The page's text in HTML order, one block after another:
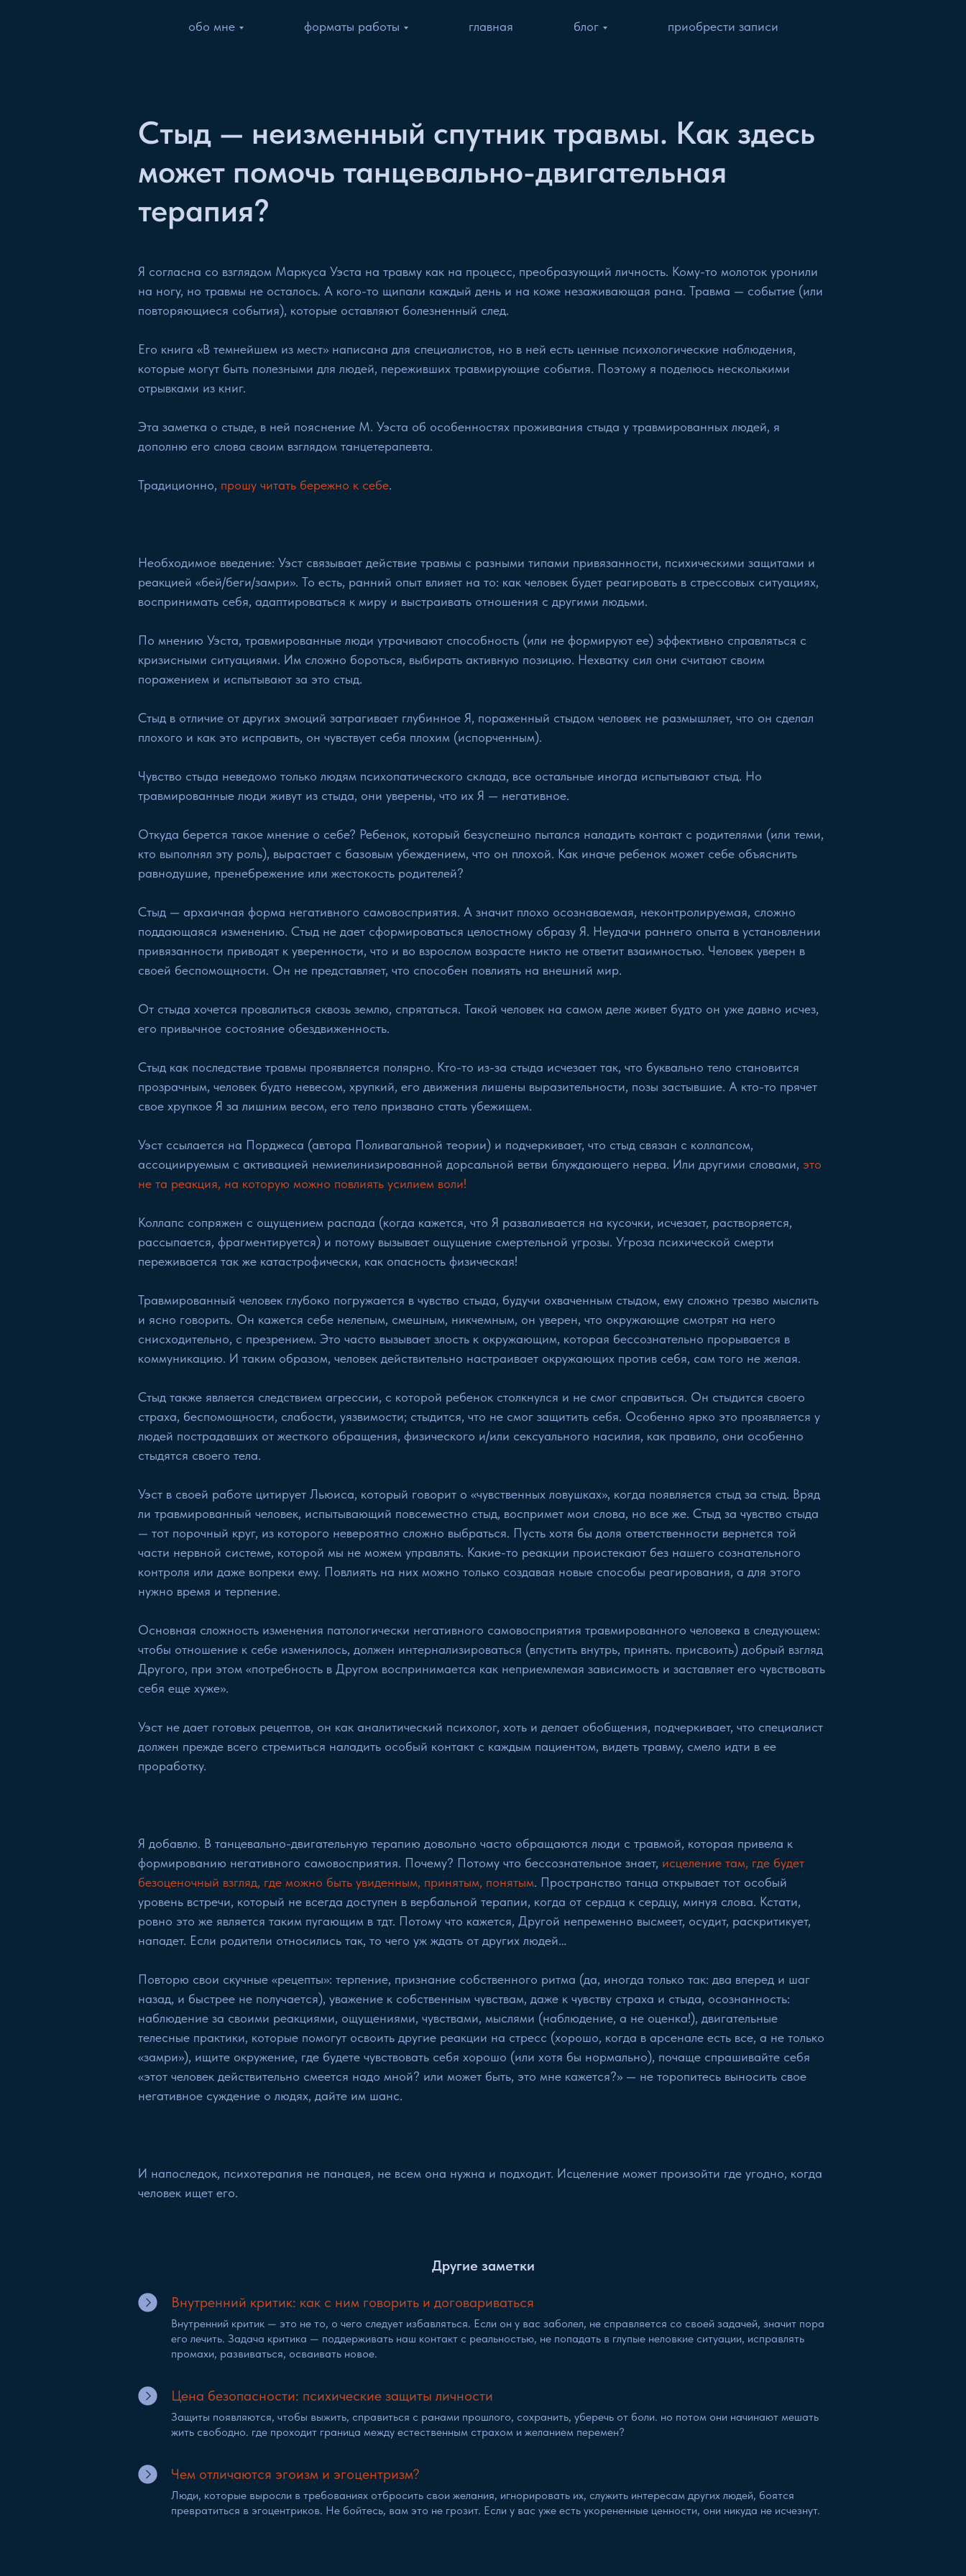
обо мне форматы работы главная блог приобрести записи
Стыд — неизменный спутник травмы. Как здесь
может помочь танцевально-двигательная
терапия?
Я согласна со взглядом Маркуса Уэста на травму как на процесс, преобразующий личность. Кому-то молоток уронили
на ногу, но травмы не осталось. А кого-то щипали каждый день и на коже незаживающая рана. Травма — событие (или
повторяющиеся события), которые оставляют болезненный след.
Его книга «В темнейшем из мест» написана для специалистов, но в ней есть ценные психологические наблюдения,
которые могут быть полезными для людей, переживших травмирующие события. Поэтому я поделюсь несколькими
отрывками из книг.
Эта заметка о стыде, в ней пояснение М. Уэста об особенностях проживания стыда у травмированных людей, я
дополню его слова своим взглядом танцетерапевта.
Традиционно, прошу читать бережно к себе.
Необходимое введение: Уэст связывает действие травмы с разными типами привязанности, психическими защитами и
реакцией «бей/беги/замри». То есть, ранний опыт влияет на то: как человек будет реагировать в стрессовых ситуациях,
воспринимать себя, адаптироваться к миру и выстраивать отношения с другими людьми.
По мнению Уэста, травмированные люди утрачивают способность (или не формируют ее) эффективно справляться с
кризисными ситуациями. Им сложно бороться, выбирать активную позицию. Нехватку сил они считают своим
поражением и испытывают за это стыд.
Стыд в отличие от других эмоций затрагивает глубинное Я, пораженный стыдом человек не размышляет, что он сделал
плохого и как это исправить, он чувствует себя плохим (испорченным).
Чувство стыда неведомо только людям психопатического склада, все остальные иногда испытывают стыд. Но
травмированные люди живут из стыда, они уверены, что их Я — негативное.
Откуда берется такое мнение о себе? Ребенок, который безуспешно пытался наладить контакт с родителями (или теми,
кто выполнял эту роль), вырастает с базовым убеждением, что он плохой. Как иначе ребенок может себе объяснить
равнодушие, пренебрежение или жестокость родителей?
Стыд — архаичная форма негативного самовосприятия. А значит плохо осознаваемая, неконтролируемая, сложно
поддающаяся изменению. Стыд не дает сформироваться целостному образу Я. Неудачи раннего опыта в установлении
привязанности приводят к уверенности, что и во взрослом возрасте никто не ответит взаимностью. Человек уверен в
своей беспомощности. Он не представляет, что способен повлиять на внешний мир.
От стыда хочется провалиться сквозь землю, спрятаться. Такой человек на самом деле живет будто он уже давно исчез,
его привычное состояние обездвиженность.
Стыд как последствие травмы проявляется полярно. Кто-то из-за стыда исчезает так, что буквально тело становится
прозрачным, человек будто невесом, хрупкий, его движения лишены выразительности, позы застывшие. А кто-то прячет
свое хрупкое Я за лишним весом, его тело призвано стать убежищем.
Уэст ссылается на Порджеса (автора Поливагальной теории) и подчеркивает, что стыд связан с коллапсом,
ассоциируемым с активацией немиелинизированной дорсальной ветви блуждающего нерва. Или другими словами, это
не та реакция, на которую можно повлиять усилием воли!
Коллапс сопряжен с ощущением распада (когда кажется, что Я разваливается на кусочки, исчезает, растворяется,
рассыпается, фрагментируется) и потому вызывает ощущение смертельной угрозы. Угроза психической смерти
переживается так же катастрофически, как опасность физическая!
Травмированный человек глубоко погружается в чувство стыда, будучи охваченным стыдом, ему сложно трезво мыслить
и ясно говорить. Он кажется себе нелепым, смешным, никчемным, он уверен, что окружающие смотрят на него
снисходительно, с презрением. Это часто вызывает злость к окружающим, которая бессознательно прорывается в
коммуникацию. И таким образом, человек действительно настраивает окружающих против себя, сам того не желая.
Стыд также является следствием агрессии, с которой ребенок столкнулся и не смог справиться. Он стыдится своего
страха, беспомощности, слабости, уязвимости; стыдится, что не смог защитить себя. Особенно ярко это проявляется у
людей пострадавших от жесткого обращения, физического и/или сексуального насилия, как правило, они особенно
стыдятся своего тела.
Уэст в своей работе цитирует Льюиса, который говорит о «чувственных ловушках», когда появляется стыд за стыд. Вряд
ли травмированный человек, испытывающий повсеместно стыд, воспримет мои слова, но все же. Стыд за чувство стыда
— тот порочный круг, из которого невероятно сложно выбраться. Пусть хотя бы доля ответственности вернется той
части нервной системе, которой мы не можем управлять. Какие-то реакции проистекают без нашего сознательного
контроля или даже вопреки ему. Повлиять на них можно только создавая новые способы реагирования, а для этого
нужно время и терпение.
Основная сложность изменения патологически негативного самовосприятия травмированного человека в следующем:
чтобы отношение к себе изменилось, должен интернализироваться (впустить внутрь, принять. присвоить) добрый взгляд
Другого, при этом «потребность в Другом воспринимается как неприемлемая зависимость и заставляет его чувствовать
себя еще хуже».
Уэст не дает готовых рецептов, он как аналитический психолог, хоть и делает обобщения, подчеркивает, что специалист
должен прежде всего стремиться наладить особый контакт с каждым пациентом, видеть травму, смело идти в ее
проработку.
Я добавлю. В танцевально-двигательную терапию довольно часто обращаются люди с травмой, которая привела к
формированию негативного самовосприятия. Почему? Потому что бессознательное знает, исцеление там, где будет
безоценочный взгляд, где можно быть увиденным, принятым, понятым. Пространство танца открывает тот особый
уровень встречи, который не всегда доступен в вербальной терапии, когда от сердца к сердцу, минуя слова. Кстати,
ровно это же является таким пугающим в тдт. Потому что кажется, Другой непременно высмеет, осудит, раскритикует,
нападет. Если родители относились так, то чего уж ждать от других людей…
Повторю свои скучные «рецепты»: терпение, признание собственного ритма (да, иногда только так: два вперед и шаг
назад, и быстрее не получается), уважение к собственным чувствам, даже к чувству страха и стыда, осознанность:
наблюдение за своими реакциями, ощущениями, чувствами, мыслями (наблюдение, а не оценка!), двигательные
телесные практики, которые помогут освоить другие реакции на стресс (хорошо, когда в арсенале есть все, а не только
«замри»), ищите окружение, где будете чувствовать себя хорошо (или хотя бы нормально), почаще спрашивайте себя
«этот человек действительно смеется надо мной? или может быть, это мне кажется?» — не торопитесь выносить свое
негативное суждение о людях, дайте им шанс.
И напоследок, психотерапия не панацея, не всем она нужна и подходит. Исцеление может произойти где угодно, когда
человек ищет его.
Другие заметки
Внутренний критик: как с ним говорить и договариваться
Внутренний критик — это не то, о чего следует избавляться. Если он у вас заболел, не справляется со своей задачей, значит пора
его лечить. Задача критика — поддерживать наш контакт с реальностью, не попадать в глупые неловкие ситуации, исправлять
промахи, развиваться, осваивать новое.
Цена безопасности: психические защиты личности
Защиты появляются, чтобы выжить, справиться с ранами прошлого, сохранить, уберечь от боли. но потом они начинают мешать
жить свободно. где проходит граница между естественным страхом и желанием перемен?
Чем отличаются эгоизм и эгоцентризм?
Люди, которые выросли в требованиях отбросить свои желания, игнорировать их, служить интересам других людей, боятся
превратиться в эгоцентриков. Не бойтесь, вам это не грозит. Если у вас уже есть укорененные ценности, они никуда не исчезнут.